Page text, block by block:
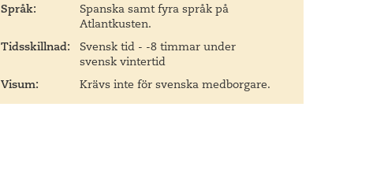
Språk:
Spanska samt fyra språk på
Atlantkusten.
Tidsskillnad:
Svensk tid - -8 timmar under
svensk vintertid
Visum:
Krävs inte för svenska medborgare.